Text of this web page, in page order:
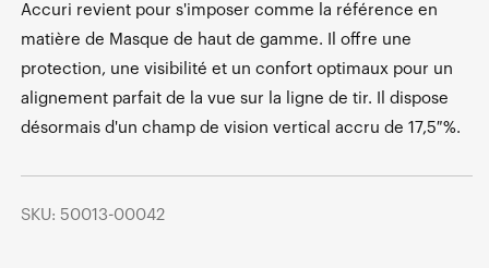
Accuri revient pour s'imposer comme la référence en
matière de Masque de haut de gamme. Il offre une
protection, une visibilité et un confort optimaux pour un
alignement parfait de la vue sur la ligne de tir. Il dispose
désormais d'un champ de vision vertical accru de 17,5 %.
SKU: 50013-00042